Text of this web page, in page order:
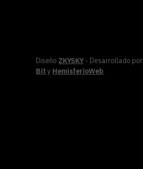
Diseño ZKYSKY - Desarrollado por
Bit y HemisferioWeb